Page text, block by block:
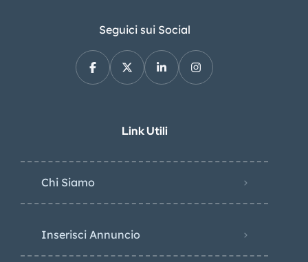
Seguici sui Social
Link Utili
Chi Siamo
Inserisci Annuncio